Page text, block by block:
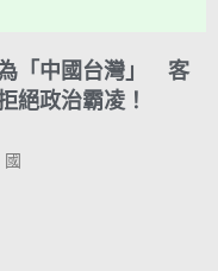
「中國台灣」 客
絕政治霸凌！